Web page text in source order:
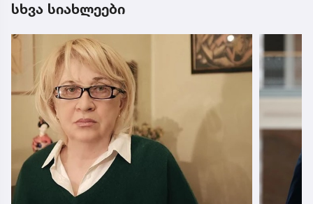
სხვა სიახლეები